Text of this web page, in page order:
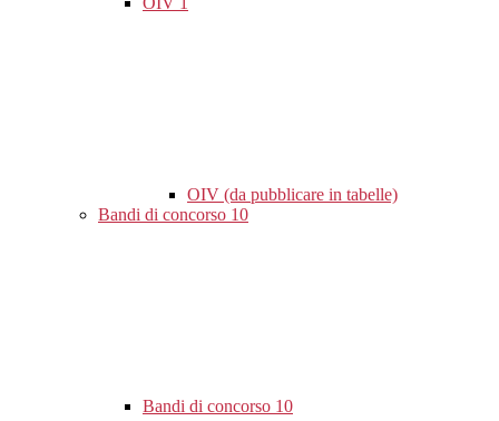
OIV (da pubblicare in tabelle)
Bandi di concorso 10
Bandi di concorso 10